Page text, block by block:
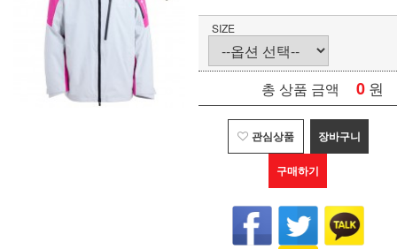
SIZE
총 상품 금액 0 원
관심상품 장바구니
구매하기